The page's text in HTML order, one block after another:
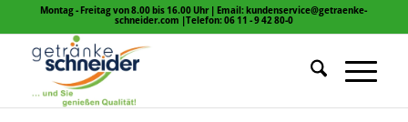
Montag - Freitag von 8.00 bis 16.00 Uhr | Email: kundenservice@getraenke-
schneider.com |Telefon: 06 11 - 9 42 80-0